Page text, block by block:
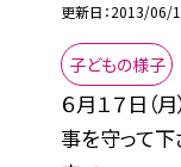
更新日 2013/06/
子どもの様子
６月１７日（
事を守って下